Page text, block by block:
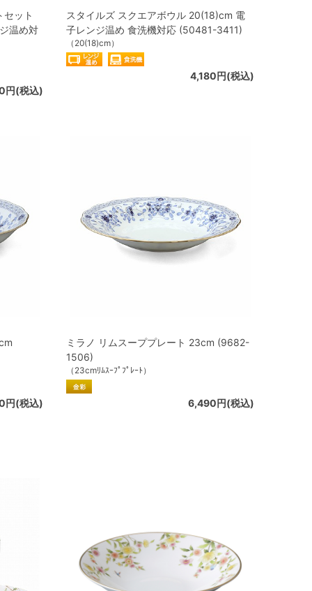
セット
温め対
円(税込)
スタイルズ スクエアボウル 20(18)cm 電
子レンジ温め 食洗機対応 (50481-3411)
（20(18)cm）
4,180円(税込)
円(税込)
ミラノ リムスーププレート 23cm (9682-
1506)
（23cmﾘﾑｽｰﾌﾟﾌﾟﾚｰﾄ）
6,490円(税込)